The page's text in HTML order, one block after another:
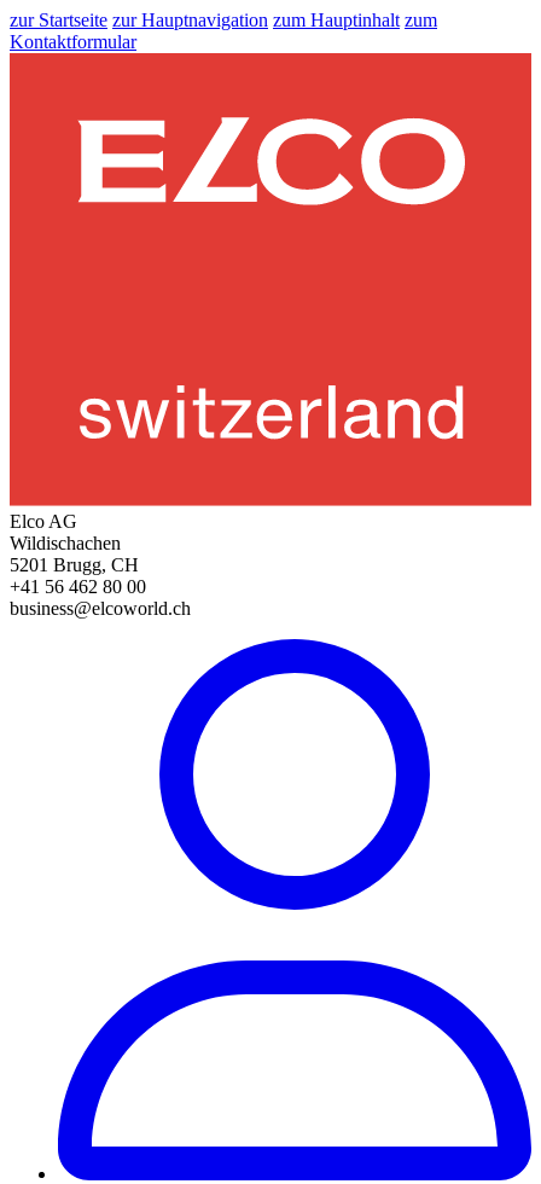
zur Startseite zur Hauptnavigation zum Hauptinhalt zum
Kontaktformular
Elco AG
Wildischachen
5201 Brugg, CH
+41 56 462 80 00
business@elcoworld.ch